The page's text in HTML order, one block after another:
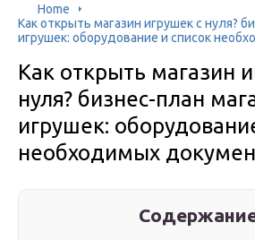
Home
Как открыть магазин игрушек с нуля?
игрушек: оборудование и список
Как открыть магазин
нуля? бизнес-план
игрушек:
необходимых